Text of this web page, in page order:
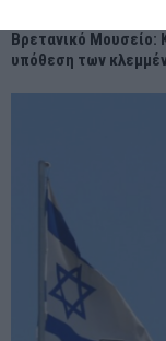
Βρετανικό Μουσείο:
υπόθεση των